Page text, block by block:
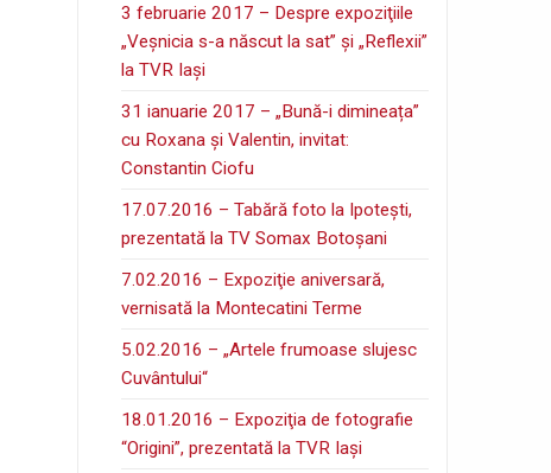
3 februarie 2017 – Despre expoziţiile
„Veşnicia s-a născut la sat” şi „Reflexii”
la TVR Iaşi
31 ianuarie 2017 – „Bună-i dimineața”
cu Roxana și Valentin, invitat:
Constantin Ciofu
17.07.2016 – Tabără foto la Ipoteşti,
prezentată la TV Somax Botoşani
7.02.2016 – Expoziţie aniversară,
vernisată la Montecatini Terme
5.02.2016 – „Artele frumoase slujesc
Cuvântului“
18.01.2016 – Expoziţia de fotografie
“Origini”, prezentată la TVR Iaşi